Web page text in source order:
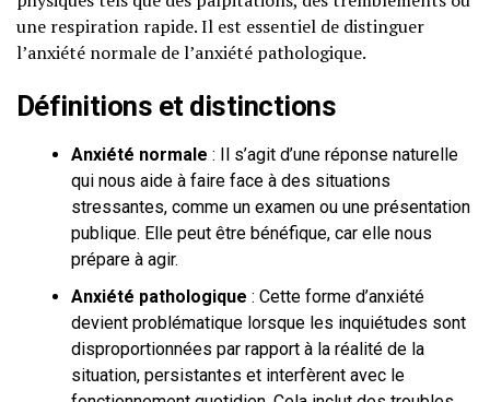
une respiration rapide. Il est essentiel de distinguer
l’anxiété normale de l’anxiété pathologique.
Définitions et distinctions
Anxiété normale : Il s’agit d’une réponse naturelle
qui nous aide à faire face à des situations
stressantes, comme un examen ou une présentation
publique. Elle peut être bénéfique, car elle nous
prépare à agir.
Anxiété pathologique : Cette forme d’anxiété
devient problématique lorsque les inquiétudes sont
disproportionnées par rapport à la réalité de la
situation, persistantes et interfèrent avec le